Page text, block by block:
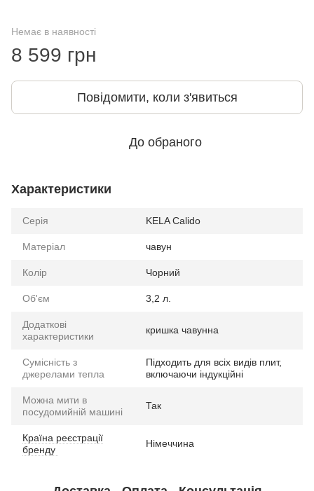
Немає в наявності
8 599 грн
Повідомити, коли з'явиться
До обраного
Характеристики
Серія KELA Calido
Матеріал чавун
Колір Чорний
Об'єм 3,2 л.
Додаткові
характеристики
кришка чавунна
Сумісність з
джерелами тепла
Підходить для всіх видів плит,
включаючи індукційні
Можна мити в
посудомийній машині
Так
Країна реєстрації
бренду
Німеччина